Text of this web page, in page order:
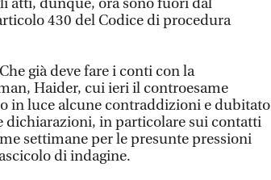
430 del Codice di procedura
già deve fare i conti con la
Haider, cui ieri il controesame
in luce alcune contraddizioni e dubitato
dichiarazioni, in particolare sui contatti
settimane per le presunte pressioni
di indagine.